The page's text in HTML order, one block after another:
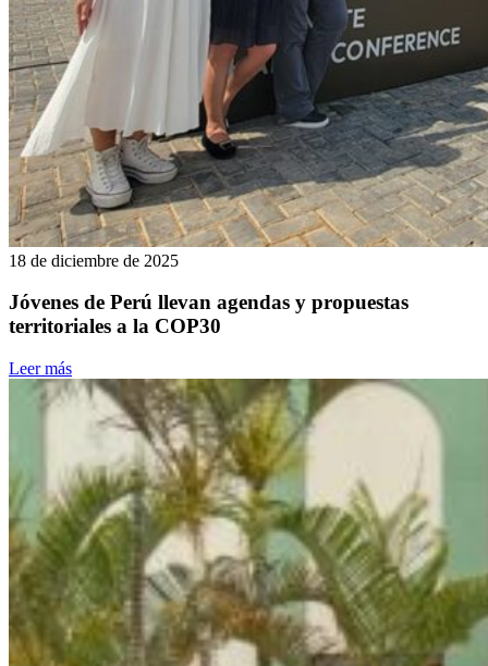
18 de diciembre de 2025
Jóvenes de Perú llevan agendas y propuestas
territoriales a la COP30
Leer más